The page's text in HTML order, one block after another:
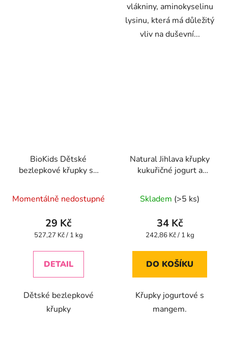
vlákniny, aminokyselinu
lysinu, která má důležitý
vliv na duševní...
BioKids Dětské
bezlepkové křupky se
Momentálně nedostupné
29 Kč
Měrná
527,27 Kč / 1 kg
DETAIL
Dětské bezlepkové
křupky
Natural Jihlava křupky
kukuřičné jogurt a
hodnocení
produktu
je
z
Skladem (>5 ks)
34 Kč
Měrná
242,86 Kč / 1 kg
DO KOŠÍKU
Křupky jogurtové s
mangem.